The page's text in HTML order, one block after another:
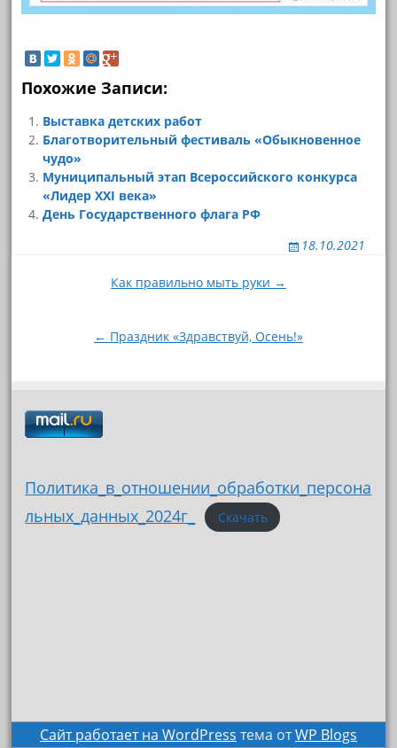
Похожие Записи:
Выставка детских работ
Благотворительный фестиваль «Обыкновенное
чудо»
Муниципальный этап Всероссийского конкурса
«Лидер XXI века»
День Государственного флага РФ
18.10.2021
НавигацияКак правильно мыть руки →
← Праздник «Здравствуй, Осень!»
Политика_в_отношении_обработки_персона
льных_данных_2024г_
Скачать
Сайт работает на WordPress тема отWP Blogs